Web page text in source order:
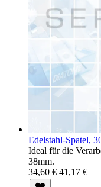
Edelstahl-Spatel,
Ideal für die
38mm.
34,60 € 41,17 €